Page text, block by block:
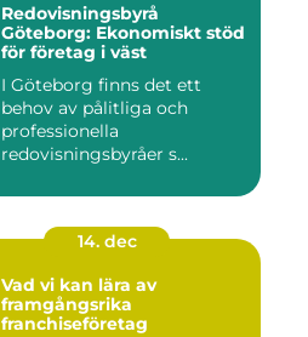
Redovisningsbyrå
Göteborg: Ekonomiskt stöd
för företag i väst
I Göteborg finns det ett
behov av pålitliga och
professionella
redovisningsbyråer s...
14. dec
Vad vi kan lära av
framgångsrika
franchiseföretag